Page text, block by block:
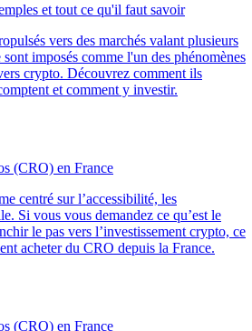
et tout ce qu'il faut savoir
vers des marchés valant plusieurs
imposés comme l'un des phénomènes
crypto. Découvrez comment ils
et comment y investir.
(CRO) en France
centré sur l’accessibilité, les
Si vous vous demandez ce qu’est le
le pas vers l’investissement crypto, ce
acheter du CRO depuis la France.
(CRO) en France